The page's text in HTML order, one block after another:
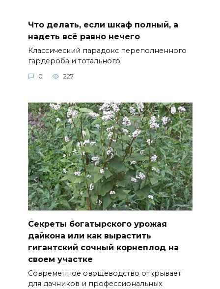
Что делать, если шкаф полный, а
надеть всё равно нечего
Классический парадокс переполненного
гардероба и тотального
0 227
Секреты богатырского урожая
дайкона или как вырастить
гигантский сочный корнеплод на
своем участке
Современное овощеводство открывает
для дачников и профессиональных